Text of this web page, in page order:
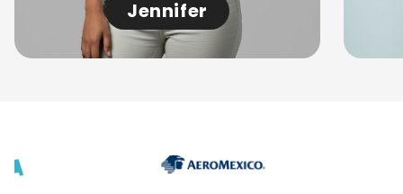
Jennifer